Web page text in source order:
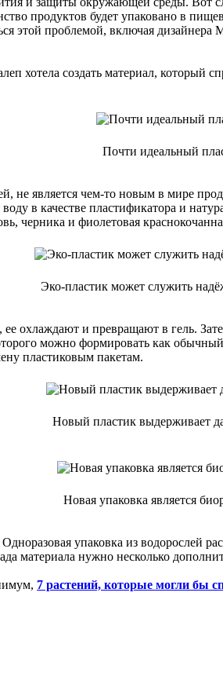
продуктов будет упаковано в
этой проблемой, включая дизайнера
хотела создать материал, который
Почти идеальный
не является чем-то новым в мире
в качестве пластификатора и
черника и фиолетовая
Эко-пластик может служить
ее охлаждают и превращают в гель.
можно формировать как
пластиковым пакетам.
Новый пластик выдерживает
Новая упаковка является
упаковка из водорослей
материала нужно несколько
7 растений, которые могли бы